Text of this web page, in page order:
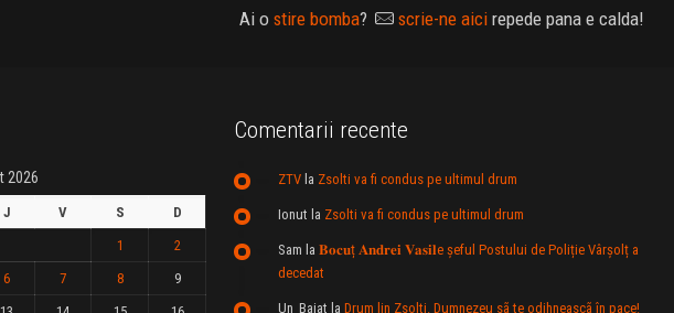
Ai o stire bomba? scrie-ne aicirepede pana e calda!
2026
J V S
D
1
2
6 7 8
9
Comentarii recente
ZTVla Zsolti va fi condus pe ultimul drum
Ionut la Zsolti va fi condus pe ultimul drum
Sam la 𝐁𝐨𝐜𝐮ț 𝐀𝐧𝐝𝐫𝐞𝐢 𝐕𝐚𝐬𝐢𝐥e şeful Postului de Poliție Vârșolț a
decedat
Un_Baiat la Drum lin Zsolti. Dumnezeu sã te odihneascã în pace!